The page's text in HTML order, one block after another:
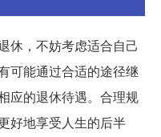
休，不妨考虑适合自己
可能通过合适的途径继
应的退休待遇。合理规
好地享受人生的后半